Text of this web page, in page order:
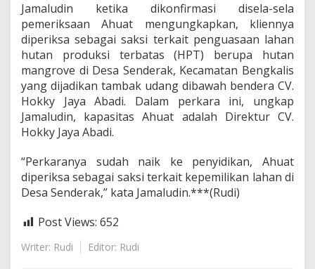
Jamaludin ketika dikonfirmasi disela-sela
pemeriksaan Ahuat mengungkapkan, kliennya
diperiksa sebagai saksi terkait penguasaan lahan
hutan produksi terbatas (HPT) berupa hutan
mangrove di Desa Senderak, Kecamatan Bengkalis
yang dijadikan tambak udang dibawah bendera CV.
Hokky Jaya Abadi. Dalam perkara ini, ungkap
Jamaludin, kapasitas Ahuat adalah Direktur CV.
Hokky Jaya Abadi.
“Perkaranya sudah naik ke penyidikan, Ahuat
diperiksa sebagai saksi terkait kepemilikan lahan di
Desa Senderak,” kata Jamaludin.***(Rudi)
Post Views: 652
Writer: Rudi Editor: Rudi